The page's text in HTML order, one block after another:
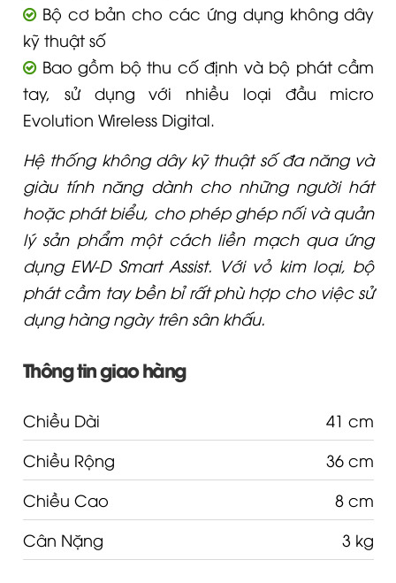
Bộ cơ bản cho các ứng dụng không dây
kỹ thuật số
Bao gồm bộ thu cố định và bộ phát cầm
tay, sử dụng với nhiều loại đầu micro
Evolution Wireless Digital.
Hệ thống không dây kỹ thuật số đa năng và
giàu tính năng dành cho những người hát
hoặc phát biểu, cho phép ghép nối và quản
lý sản phẩm một cách liền mạch qua ứng
dụng EW-D Smart Assist. Với vỏ kim loại, bộ
phát cầm tay bền bỉ rất phù hợp cho việc sử
dụng hàng ngày trên sân khấu.
Thông tin giao hàng
Chiều Dài
41 cm
Chiều Rộng
36 cm
Chiều Cao
8 cm
Cân Nặng
3 kg